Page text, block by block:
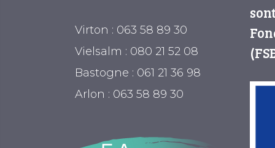
Virton : 063 58 89 30
Vielsalm : 080 21 52 08
Bastogne : 061 21 36 98
Arlon : 063 58 89 30